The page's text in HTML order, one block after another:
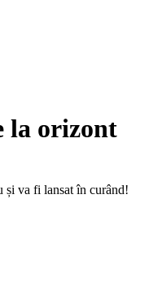
la orizont
și va fi lansat în curând!